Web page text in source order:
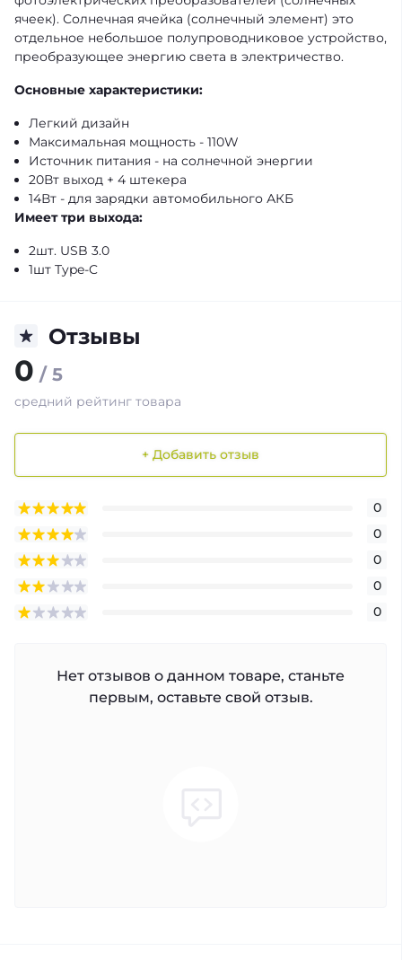
ячеек). Солнечная ячейка (солнечный элемент) это
отдельное небольшое полупроводниковое устройство,
преобразующее энергию света в электричество.
Основные характеристики:
Легкий дизайн
Максимальная мощность - 110W
Источник питания - на солнечной энергии
20Вт выход + 4 штекера
14Вт - для зарядки автомобильного АКБ
Имеет три выхода:
2шт. USB 3.0
1шт Type-C
Отзывы
0 / 5
средний рейтинг товара
+ Добавить отзыв
0
0
0
0
0
Нет отзывов о данном товаре, станьте
первым, оставьте свой отзыв.